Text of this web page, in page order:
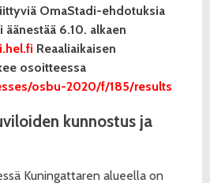
OmaStadi-ehdotuksia
6.10. alkaen
Reaaliaikaisen
osoitteessa
osbu-2020/f/185/results
kunnostus ja
Kuningattaren alueella on